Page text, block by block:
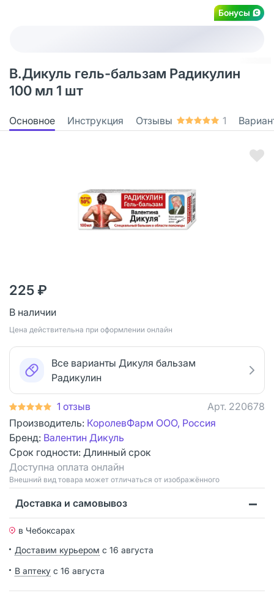
Бонусы
В.Дикуль гель-бальзам Радикулин
100 мл 1 шт
Основное Инструкция Отзывы 1
225 ₽
В наличии
Цена действительна при оформлении онлайн
Все варианты Дикуля бальзам
Радикулин
1 отзыв Арт. 220678
Производитель: КоролевФарм ООО, Россия
Бренд: Валентин Дикуль
Срок годности: Длинный срок
Доступна оплата онлайн
Bнешний вид товара может отличаться от изображённого
Доставка и самовывоз
в Чебоксарах
Доставим курьером с 16 августа
В аптеку с 16 августа